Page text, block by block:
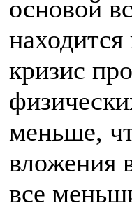
основой
кризис
меньше,
вложения
все